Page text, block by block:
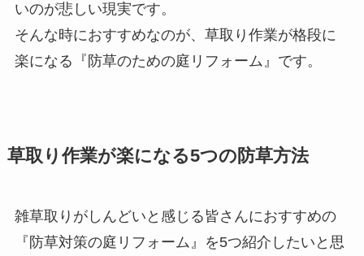
いのが悲しい現実です。
そんな時におすすめなのが、草取り作業が格段に
楽になる『防草のための庭リフォーム』です。
草取り作業が楽になる5つの防草方法
雑草取りがしんどいと感じる皆さんにおすすめの
『防草対策の庭リフォーム』を5つ紹介したいと思